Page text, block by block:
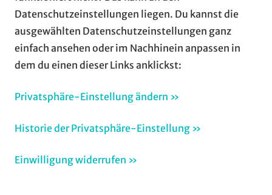
Datenschutzeinstellungen liegen. Du kannst die
ausgewählten Datenschutzeinstellungen ganz
einfach ansehen oder im Nachhinein anpassen in
dem du einen dieser Links anklickst:
Privatsphäre-Einstellung ändern »
Historie der Privatsphäre-Einstellung »
Einwilligung widerrufen »